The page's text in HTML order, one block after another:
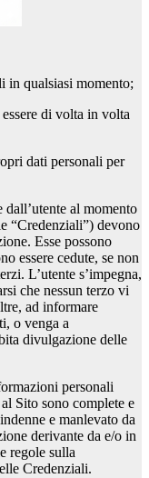
in qualsiasi momento;
di volta in volta
dati personali per
al momento
“Credenziali”) devono
Esse possono
essere cedute, se non
L’utente s’impegna,
che nessun terzo vi
ad informare
o venga a
divulgazione delle
personali
Sito sono complete e
e manlevato da
derivante da e/o in
regole sulla
Credenziali.